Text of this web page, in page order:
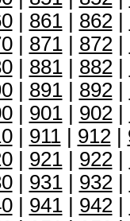
| 861| 862|
| 871| 872|
| 881| 882|
| 891| 892|
| 901| 902|
| 911| 912|
| 921| 922|
| 931| 932|
| 941| 942|